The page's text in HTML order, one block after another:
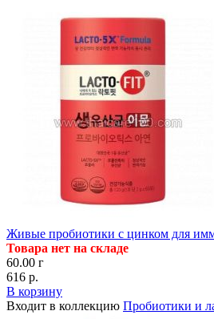
Живые пробиотики с цинком для
Товара нет на складе
60.00 г
616 р.
В корзину
Входит в коллекцию Пробиотики и